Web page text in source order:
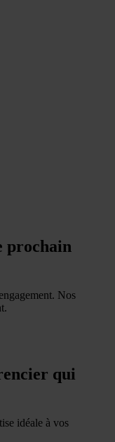
prochain
Nos
qui
idéale à vos